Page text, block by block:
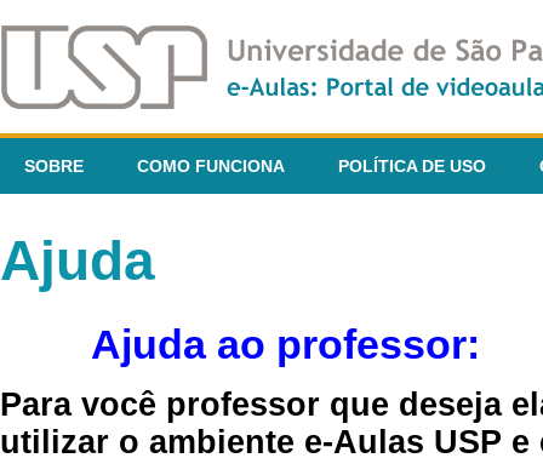
SOBRE COMO FUNCIONA POLÍTICA DE USO
Ajuda
Ajuda ao professor:
Para você professor que deseja
utilizar o ambiente e-Aulas USP